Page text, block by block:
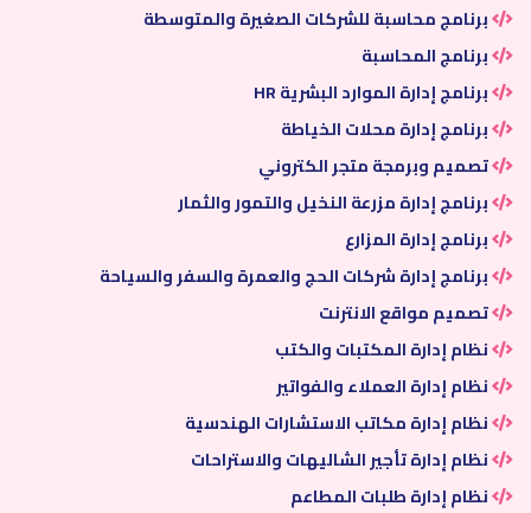
برنامج محاسبة للشركات الصغيرة والمتوسطة
برنامج المحاسبة
برنامج إدارة الموارد البشرية HR
برنامج إدارة محلات الخياطة
تصميم وبرمجة متجر الكتروني
برنامج إدارة مزرعة النخيل والتمور والثمار
برنامج إدارة المزارع
برنامج إدارة شركات الحج والعمرة والسفر والسياحة
تصميم مواقع الانترنت
نظام إدارة المكتبات والكتب
نظام إدارة العملاء والفواتير
نظام إدارة مكاتب الاستشارات الهندسية
نظام إدارة تأجير الشاليهات والاستراحات
نظام إدارة طلبات المطاعم